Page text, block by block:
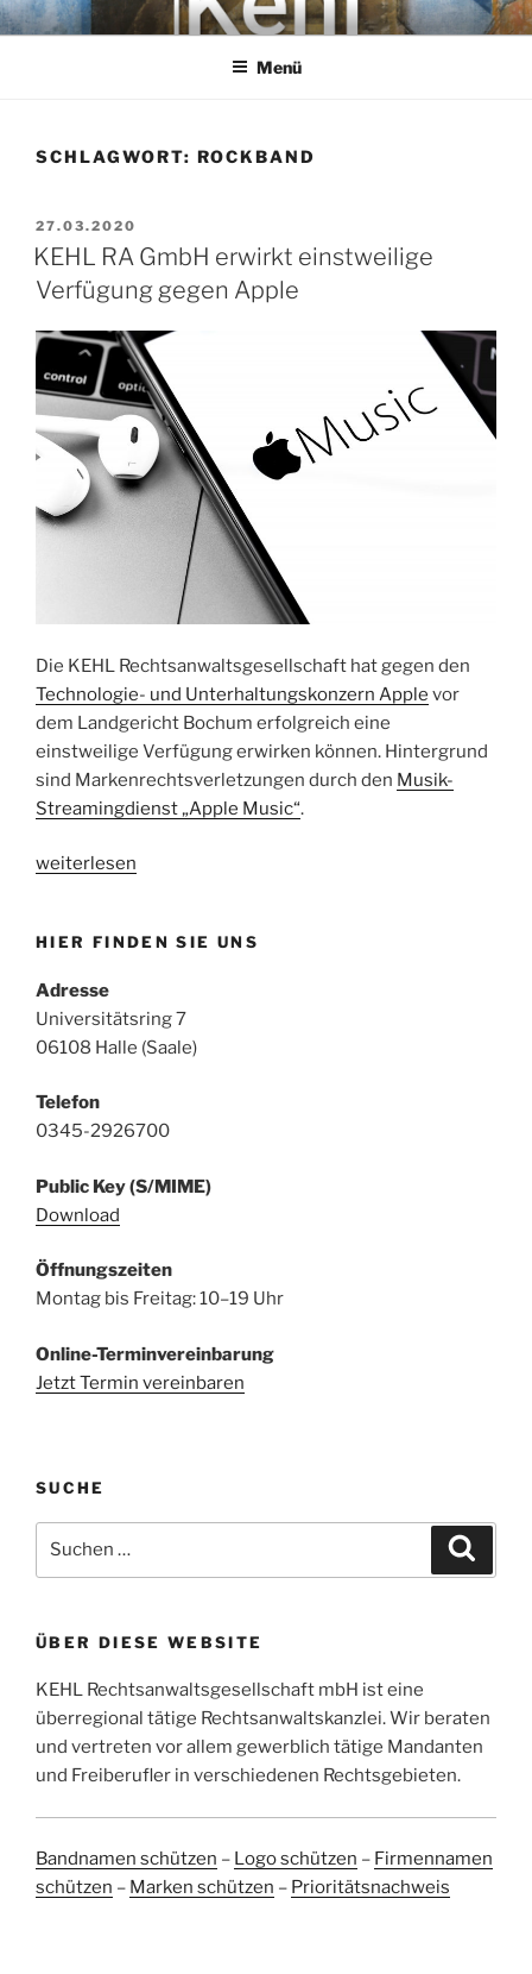
Zum
InhaltKEHL
Rechtsanwaltsgesellschaft mbH
Menü
SCHLAGWORT: ROCKBAND
VERÖFFENTLICHT
AM
27.03.2020
KEHL RA GmbH erwirkt einstweilige
Verfügung gegen Apple
Die KEHL Rechtsanwaltsgesellschaft hat gegen den
Technologie- und Unterhaltungskonzern Apple vor
dem Landgericht Bochum erfolgreich eine
einstweilige Verfügung erwirken können. Hintergrund
sind Markenrechtsverletzungen durch den Musik-
Streamingdienst „Apple Music“.
„KEHL
erwirkt
Verfügung
gegen
Apple“
weiterlesen
HIER FINDEN SIE UNS
Adresse
Universitätsring 7
06108 Halle (Saale)
Telefon
0345-2926700
Public Key (S/MIME)
Download
Öffnungszeiten
Montag bis Freitag: 10–19 Uhr
Online-Terminvereinbarung
Jetzt Termin vereinbaren
SUCHE
nach:
ÜBER DIESE WEBSITE
KEHL Rechtsanwaltsgesellschaft mbH ist eine
überregional tätige Rechtsanwaltskanzlei. Wir beraten
und vertreten vor allem gewerblich tätige Mandanten
und Freiberufler in verschiedenen Rechtsgebieten.
Bandnamen schützen – Logo schützen – Firmennamen
schützen – Marken schützen – Prioritätsnachweis